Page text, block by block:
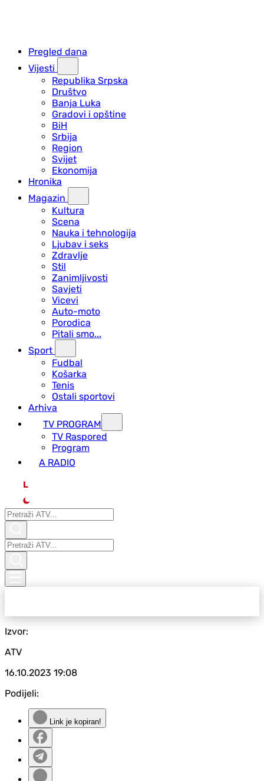
Pregled dana
Vijesti
Republika Srpska
Društvo
Banja Luka
Gradovi i opštine
BiH
Srbija
Region
Svijet
Ekonomija
Hronika
Magazin
Kultura
Scena
Nauka i tehnologija
Ljubav i seks
Zdravlje
Stil
Zanimljivosti
Savjeti
Vicevi
Auto-moto
Porodica
Pitali smo...
Sport
Fudbal
Košarka
Tenis
Ostali sportovi
Arhiva
TV PROGRAM
ТV Raspored
Program
A RADIO
L
Izvor:
ATV
16.10.2023 19:08
Podijeli:
Link je kopiran!